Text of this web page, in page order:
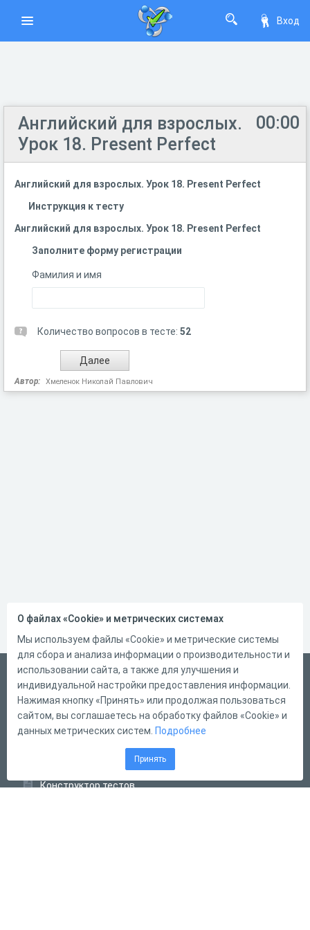
Вход
00:00
Английский для взрослых.
Урок 18. Present Perfect
Английский для взрослых. Урок 18. Present Perfect
Инструкция к тесту
Английский для взрослых. Урок 18. Present Perfect
Заполните форму регистрации
Фамилия и имя
Количество вопросов в тесте: 52
Автор: Хмеленок Николай Павлович
Русский
Справка
Форма обратной связи
Конструктор тестов
О файлах «Cookie» и метрических системах
Мы используем файлы «Cookie» и метрические системы
для сбора и анализа информации о производительности и
использовании сайта, а также для улучшения и
индивидуальной настройки предоставления информации.
Нажимая кнопку «Принять» или продолжая пользоваться
сайтом, вы соглашаетесь на обработку файлов «Cookie» и
данных метрических систем. Подробнее
Принять